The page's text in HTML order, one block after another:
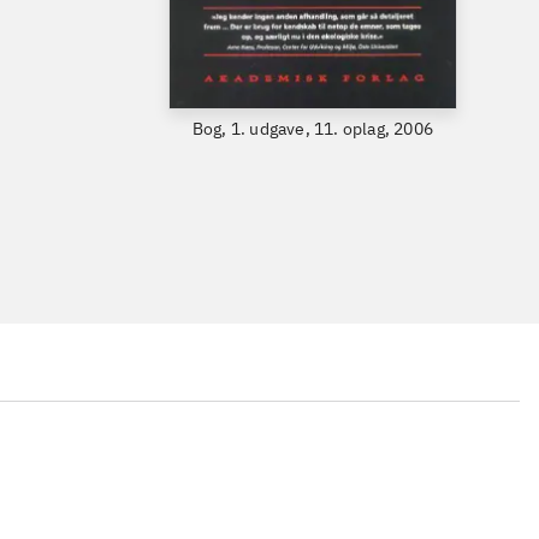
Bog, 1. udgave, 11. oplag, 2006